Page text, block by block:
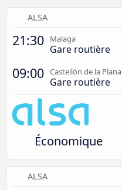
ALSA
21:30 Malaga
Gare routière
09:00 Castellón de la Plana
Gare routière
Économique
ALSA